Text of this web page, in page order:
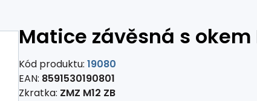
Matice závěsná s okem
Kód produktu: 19080
EAN: 8591530190801
Zkratka: ZMZ M12 ZB